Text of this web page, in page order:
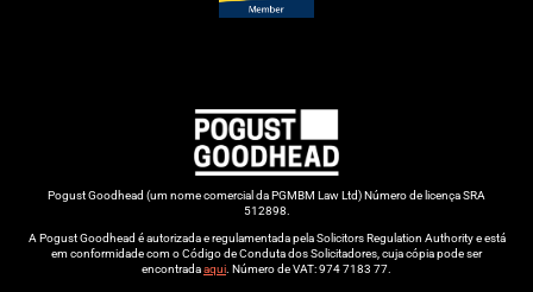
Pogust Goodhead (um nome comercial da PGMBM Law Ltd) Número de licença SRA
512898.
A Pogust Goodhead é autorizada e regulamentada pela Solicitors Regulation Authority e está
em conformidade com o Código de Conduta dos Solicitadores, cuja cópia pode ser
encontradaaqui. Número de VAT: 974 7183 77.